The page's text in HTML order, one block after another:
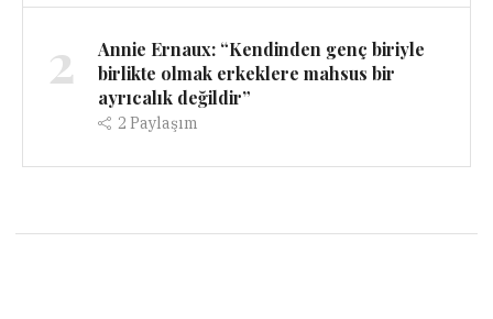
2
Annie Ernaux: “Kendinden genç biriyle
birlikte olmak erkeklere mahsus bir
ayrıcalık değildir”
2 Paylaşım